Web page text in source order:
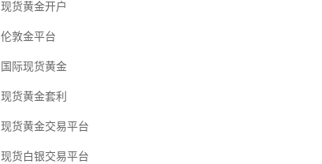
现货黄金开户
伦敦金平台
国际现货黄金
现货黄金套利
现货黄金交易平台
现货白银交易平台